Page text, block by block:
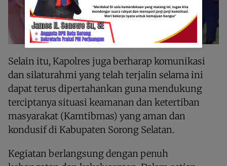
Selain itu, Kapolres juga berharap komunikasi
dan silaturahmi yang telah terjalin selama ini
dapat terus dipertahankan guna mendukung
terciptanya situasi keamanan dan ketertiban
masyarakat (Kamtibmas) yang aman dan
kondusif di Kabupaten Sorong Selatan.
Kegiatan berlangsung dengan penuh